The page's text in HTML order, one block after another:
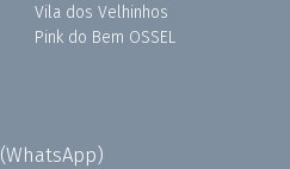
Vila dos Velhinhos
Pink do Bem OSSEL
(WhatsApp)